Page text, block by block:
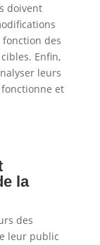
doivent
des
Enfin,
leurs
et
la
des
leur public